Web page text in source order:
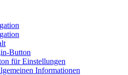
Button
für Einstellungen
Informationen